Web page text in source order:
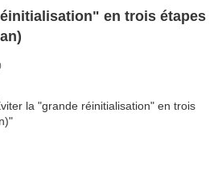
en trois étapes